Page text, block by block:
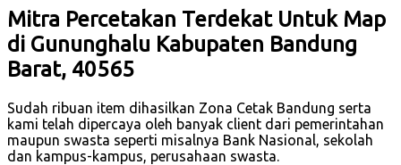
Mitra Percetakan Terdekat Untuk Map
di Gununghalu Kabupaten Bandung
Barat, 40565
Sudah ribuan item dihasilkan Zona Cetak Bandung serta
kami telah dipercaya oleh banyak client dari pemerintahan
maupun swasta seperti misalnya Bank Nasional, sekolah
dan kampus-kampus, perusahaan swasta.